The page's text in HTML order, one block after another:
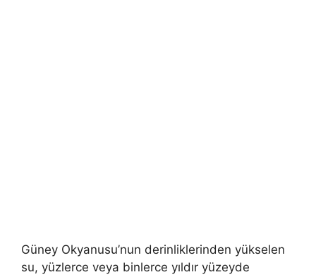
Güney Okyanusu’nun derinliklerinden yükselen
su, yüzlerce veya binlerce yıldır yüzeyde